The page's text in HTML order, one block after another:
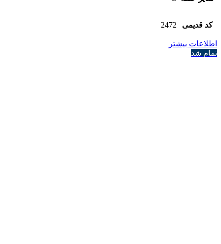
کد قدیمی 2472
اطلاعات بیشتر
تمام شد